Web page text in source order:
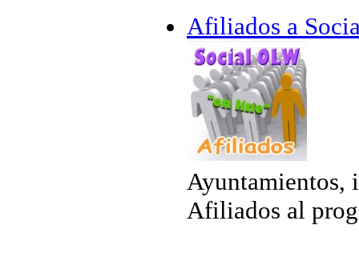
Afiliados a
Ayuntamientos,
Afiliados al